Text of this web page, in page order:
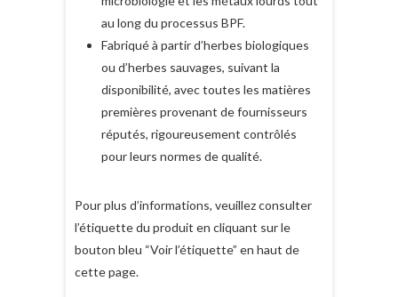
au long du processus BPF.
Fabriqué à partir d’herbes biologiques
ou d’herbes sauvages, suivant la
disponibilité, avec toutes les matières
premières provenant de fournisseurs
réputés, rigoureusement contrôlés
pour leurs normes de qualité.
Pour plus d’informations, veuillez consulter
l’étiquette du produit en cliquant sur le
bouton bleu “Voir l’étiquette” en haut de
cette page.